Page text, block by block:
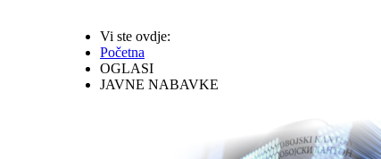
Vi ste ovdje:
Početna
OGLASI
JAVNE NABAVKE